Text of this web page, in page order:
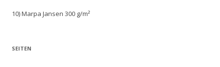
10) Marpa Jansen 300 g/m²
SEITEN